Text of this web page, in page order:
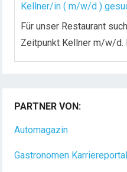
Kellner/in ( m/w/d )
Für unser Restaurant
Zeitpunkt Kellner m/w/d.
Dein Arbeitsplatz mit
(m/w/d) Du bist
PARTNER VON:
Automagazin
Gastronomen Karriereportal